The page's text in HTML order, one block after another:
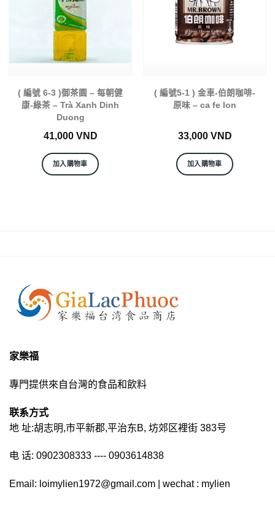
( 編號 6-3 )御茶園 – 每朝健
康-綠茶 – Trà Xanh Dinh
Duong
41,000 VND
加入購物車
( 編號5-1 ) 金車-伯朗咖啡-
原味 – ca fe lon
33,000 VND
加入購物車
家樂福
專門提供來自台灣的食品和飲料
联系方式
地 址:胡志明,市平新郡,平治东B, 坊郊区裡街 383号
电 话: 0902308333 ---- 0903614838
Email: loimylien1972@gmail.com | wechat : mylien